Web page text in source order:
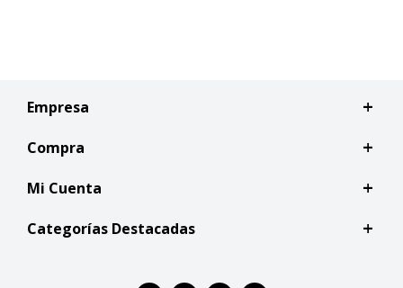
Empresa
Compra
Mi Cuenta
Categorías Destacadas